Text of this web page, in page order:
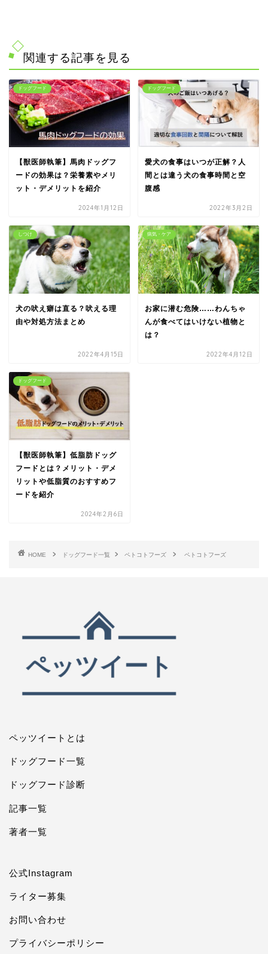
関連する記事を見る
ドッグフード
【獣医師執筆】馬肉ドッグフ
ードの効果は？栄養素やメリ
ット・デメリットを紹介
2024年1月12日
ドッグフード
愛犬の食事はいつが正解？人
間とは違う犬の食事時間と空
腹感
2022年3月2日
しつけ
犬の吠え癖は直る？吠える理
由や対処方法まとめ
2022年4月15日
病気・ケア
お家に潜む危険……わんちゃ
んが食べてはいけない植物と
は？
2022年4月12日
ドッグフード
【獣医師執筆】低脂肪ドッグ
フードとは？メリット・デメ
リットや低脂質のおすすめフ
ードを紹介
2024年2月6日
HOME ドッグフード一覧 ペトコトフーズ ペトコトフーズ
ペッツイートとは
ドッグフード一覧
ドッグフード診断
記事一覧
著者一覧
公式Instagram
ライター募集
お問い合わせ
プライバシーポリシー